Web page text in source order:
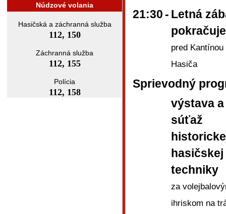
Núdzové volania
Hasičská a záchranná služba
112, 150
Záchranná služba
112, 155
Polícia
112, 158
21:30 - Letná
pokračuje
pred Kantínou
Hasiča
Sprievodný
výstava a
súťaž
hasičskej
techniky
za
ihriskom na